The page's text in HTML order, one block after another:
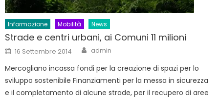
Informazione Mobilità News
Strade e centri urbani, ai Comuni 11 milioni
Posted
on
16 Settembre 2014 Author
admin
Mercogliano incassa fondi per la creazione di spazi per lo
sviluppo sostenibile Finanziamenti per la messa in sicurezza
e il completamento di alcune strade, per il recupero di aree